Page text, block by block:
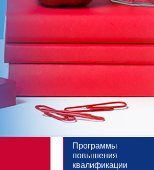
Программы
повышения
квалификации